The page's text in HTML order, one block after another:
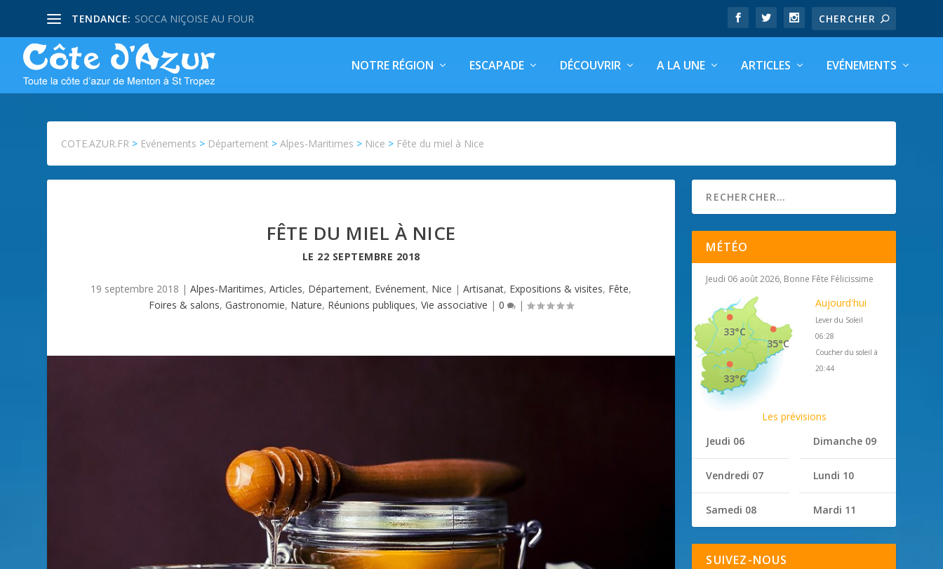
TENDANCE: SOCCA NIÇOISE AU FOUR
NOTRE RÉGION ESCAPADE DÉCOUVRIR A LA UNE ARTICLES EVÉNEMENTS
COTE.AZUR.FR > Evénements > Département >Alpes-Maritimes > Nice > Fête du miel à Nice
FÊTE DU MIEL À NICE
LE 22 SEPTEMBRE 2018
19 septembre 2018 |Alpes-Maritimes,Articles, Département, Evénement, Nice |Artisanat, Expositions & visites, Fête,
Foires & salons,Gastronomie, Nature, Réunions publiques,Vie associative |0 |
MÉTÉO
Jeudi 06 août 2026, Bonne Fête Félicissime
35°C
33°C
33°C
Aujourd'hui
Lever du Soleil
06:28
Coucher du soleil à
20:44
Les prévisions
Jeudi 06
Vendredi 07
Samedi 08
Dimanche 09
Lundi 10
Mardi 11
SUIVEZ-NOUS